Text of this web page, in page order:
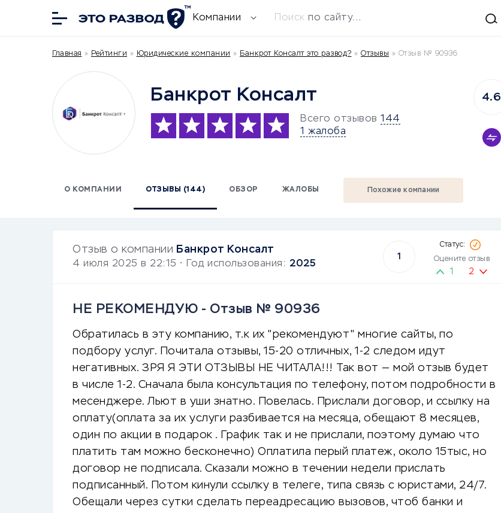
Компании Поиск по сайту...
Главная » Рейтинги » Юридические компании » Банкрот Консалт это развод? » Отзывы » Отзыв № 90936
Банкрот Консалт
Всего отзывов 144
1 жалоба
4.6
О КОМПАНИИ ОТЗЫВЫ (144) ОБЗОР ЖАЛОБЫ Похожие компании
Отзыв о компании Банкрот Консалт
4 июля 2025 в 22:15 • Год использования: 2025
1 Оцените отзыв
1 2
НЕ РЕКОМЕНДУЮ - Отзыв № 90936
Обратилась в эту компанию, т.к их "рекомендуют" многие сайты, по
подбору услуг. Почитала отзывы, 15-20 отличных, 1-2 следом идут
негативных. ЗРЯ Я ЭТИ ОТЗЫВЫ НЕ ЧИТАЛА!!! Так вот — мой отзыв будет
в числе 1-2. Сначала была консультация по телефону, потом подробности в
месенджере. Льют в уши знатно. Повелась. Прислали договор, и ссылку на
оплату(оплата за их услуги разбивается на месяца, обещают 8 месяцев,
один по акции в подарок . График так и не прислали, поэтому думаю что
платить там можно бесконечно) Оплатила перый платеж, около 15тыс, но
договор не подписала. Сказали можно в течении недели прислать
подписанный. Потом кинули ссылку в телеге, типа связь с юристами, 24/7.
Обещали через сутки сделать переадресацию вызовов, чтоб банки и